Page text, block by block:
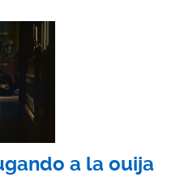
a la ouija